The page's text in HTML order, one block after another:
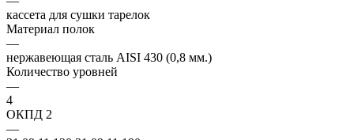
кассета для сушки тарелок
Материал полок
—
нержавеющая сталь AISI 430 (0,8 мм.)
Количество уровней
—
4
ОКПД 2
—